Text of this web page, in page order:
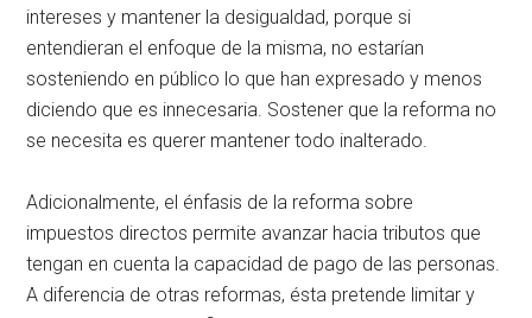
intereses y mantener la desigualdad, porque si
entendieran el enfoque de la misma, no estarían
sosteniendo en público lo que han expresado y menos
diciendo que es innecesaria. Sostener que la reforma no
se necesita es querer mantener todo inalterado.
Adicionalmente, el énfasis de la reforma sobre
impuestos directos permite avanzar hacia tributos que
tengan en cuenta la capacidad de pago de las personas.
A diferencia de otras reformas, ésta pretende limitar y